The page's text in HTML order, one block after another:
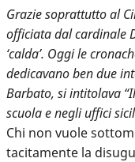
Grazie soprattutto al
officiata dal cardinale
‘calda’. Oggi le
dedicavano ben due
Barbato, si intitolava
scuola e negli uffici
Chi non vuole
tacitamente la